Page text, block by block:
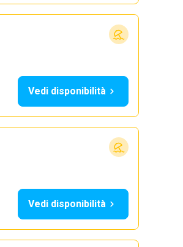
Vedi disponibilità
Vedi disponibilità